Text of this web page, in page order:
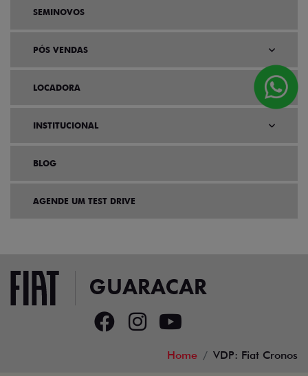
SEMINOVOS
PÓS VENDAS
LOCADORA
INSTITUCIONAL
BLOG
AGENDE UM TEST DRIVE
Home VDP: Fiat Cronos